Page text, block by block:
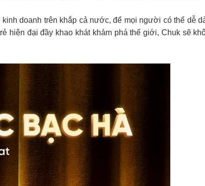
doanh trên khắp cả nước, để mọi người có thể dễ
hiện đại đầy khao khát khám phá thế giới, Chuk sẽ